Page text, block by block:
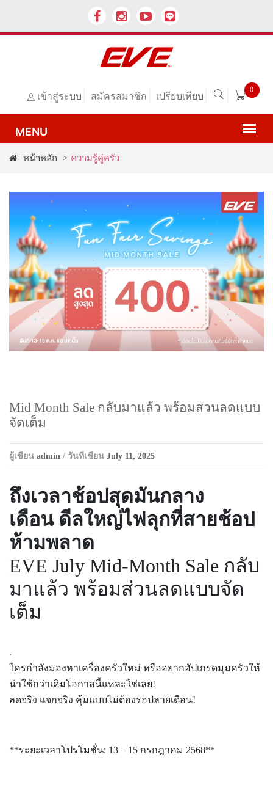
เข้าสู่ระบบ สมัครสมาชิก เปรียบเทียบ
0
หน้าหลัก > ความรู้คู่ครัว
Mid Month Sale กลับมาแล้ว พร้อมส่วนลดแบบ
จัดเต็ม
ผู้เขียน admin / วันที่เขียน July 11, 2025
ถึงเวลาช้อปสุดมันกลาง
เดือน ดีลใหญ่ไฟลุกที่สายช้อป
ห้ามพลาด
EVE July Mid-Month Sale กลับ
มาแล้ว พร้อมส่วนลดแบบจัด
เต็ม
.
ใครกำลังมองหาเครื่องครัวใหม่ หรืออยากอัปเกรดมุมครัวให้
น่าใช้กว่าเดิมโอกาสนี้แหละใช่เลย!
ลดจริง แจกจริง คุ้มแบบไม่ต้องรอปลายเดือน!
**ระยะเวลาโปรโมชั่น: 13 – 15 กรกฎาคม 2568**